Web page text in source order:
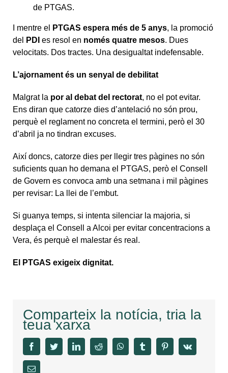
de PTGAS.
I mentre el PTGAS espera més de 5 anys, la promoció
del
PDI es resol en només quatre mesos. Dues
velocitats. Dos tractes. Una desigualtat indefensable.
L’ajornament és un senyal de debilitat
Malgrat la por al debat del rectorat, no el pot evitar.
Ens diran que catorze dies d’antelació no són prou,
perquè el reglament no concreta el termini, però el 30
d’abril ja no tindran excuses.
Així doncs, catorze dies per llegir tres pàgines no són
suficients quan ho demana el PTGAS, però el Consell
de Govern es convoca amb una setmana i mil pàgines
per revisar: La llei de l’embut.
Si guanya temps, si intenta silenciar la majoria, si
desplaça el Consell a Alcoi per evitar concentracions a
Vera, és perquè el malestar és real.
El PTGAS exigeix dignitat.
Comparteix la notícia, tria la
teua xarxa
facebooktwitter linkedinreddit whatsapptumblr pinterestvk
Email